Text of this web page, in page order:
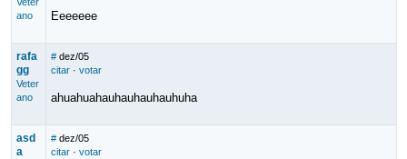
ano
Eeeeeee
rafa
gg
Veter
ano
# dez/05
citar· votar
ahuahuahauhauhauhauhuha
asd
a
# dez/05
citar· votar